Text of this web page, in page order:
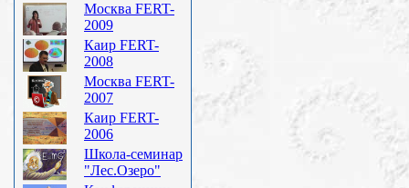
Москва FERT-
2009
Каир FERT-
2008
Москва FERT-
2007
Каир FERT-
2006
Школа-семинар
"Лес.Озеро"